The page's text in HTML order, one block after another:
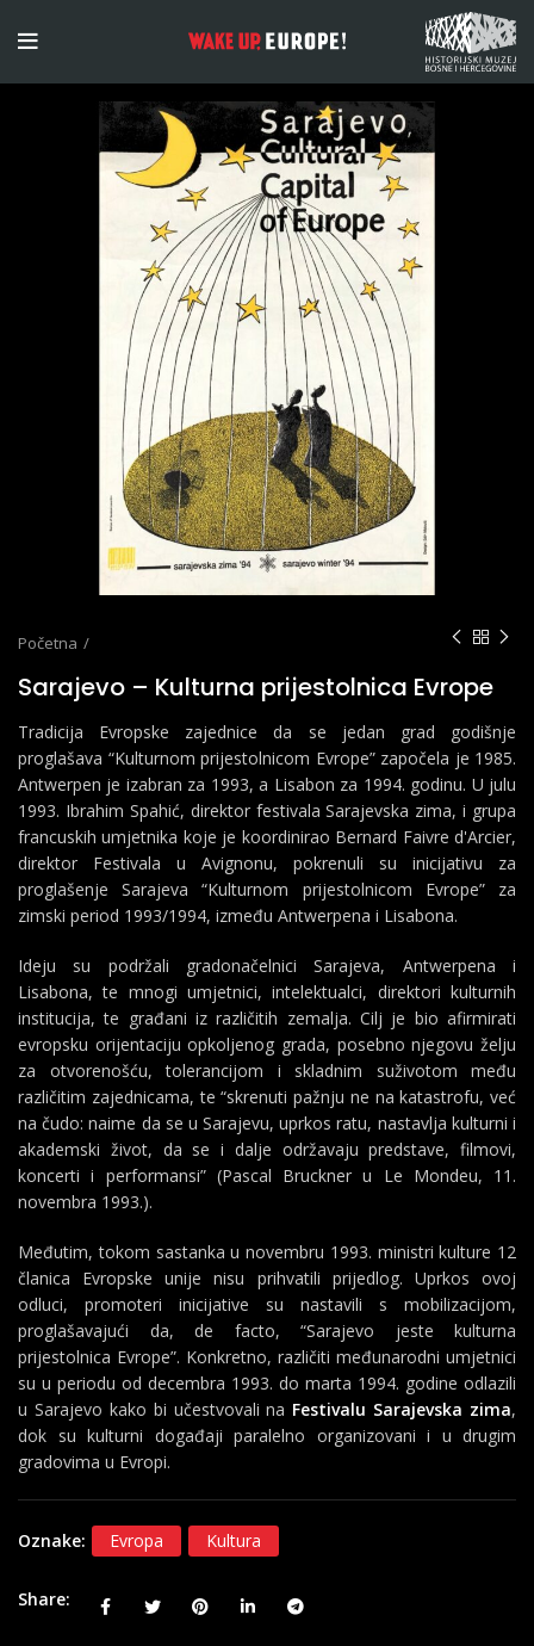
Početna
Sarajevo – Kulturna prijestolnica Evrope
Tradicija Evropske zajednice da se jedan grad godišnje
proglašava “Kulturnom prijestolnicom Evrope” započela je 1985.
Antwerpen je izabran za 1993, a Lisabon za 1994. godinu. U julu
1993. Ibrahim Spahić, direktor festivala Sarajevska zima, i grupa
francuskih umjetnika koje je koordinirao Bernard Faivre d'Arcier,
direktor Festivala u Avignonu, pokrenuli su inicijativu za
proglašenje Sarajeva “Kulturnom prijestolnicom Evrope” za
zimski period 1993/1994, između Antwerpena i Lisabona.
Ideju su podržali gradonačelnici Sarajeva, Antwerpena i
Lisabona, te mnogi umjetnici, intelektualci, direktori kulturnih
institucija, te građani iz različitih zemalja. Cilj je bio afirmirati
evropsku orijentaciju opkoljenog grada, posebno njegovu želju
za otvorenošću, tolerancijom i skladnim suživotom među
različitim zajednicama, te “skrenuti pažnju ne na katastrofu, već
na čudo: naime da se u Sarajevu, uprkos ratu, nastavlja kulturni i
akademski život, da se i dalje održavaju predstave, filmovi,
koncerti i performansi” (Pascal Bruckner u Le Mondeu, 11.
novembra 1993.).
Međutim, tokom sastanka u novembru 1993. ministri kulture 12
članica Evropske unije nisu prihvatili prijedlog. Uprkos ovoj
odluci, promoteri inicijative su nastavili s mobilizacijom,
proglašavajući da, de facto, “Sarajevo jeste kulturna
prijestolnica Evrope”. Konkretno, različiti međunarodni umjetnici
su u periodu od decembra 1993. do marta 1994. godine odlazili
u Sarajevo kako bi učestvovali na Festivalu Sarajevska zima,
dok su kulturni događaji paralelno organizovani i u drugim
gradovima u Evropi.
Oznake: Evropa Kultura
Share